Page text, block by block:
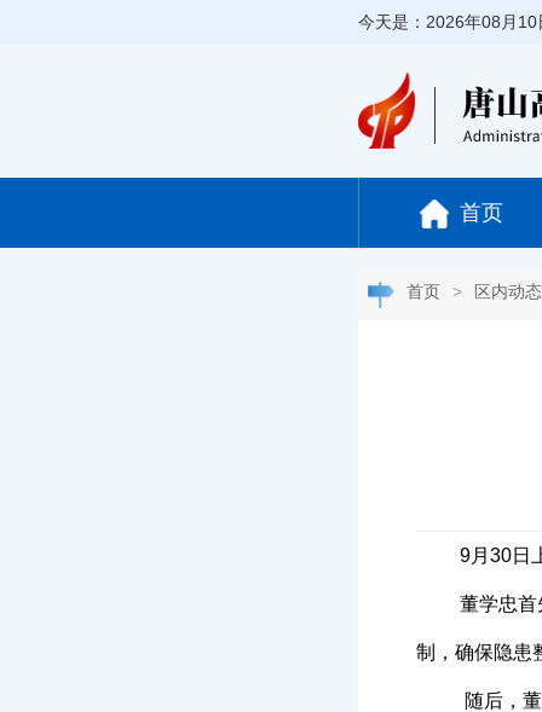
今天是：2026年08月10
首页
首页 > 区内动态
9月30日
董学忠首
制，确保隐
随后，